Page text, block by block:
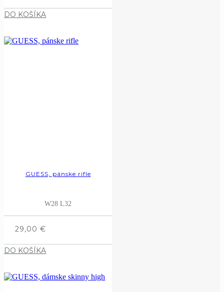
DO KOŠÍKA
GUESS, pánske rifle
W28 L32
29,00 €
DO KOŠÍKA